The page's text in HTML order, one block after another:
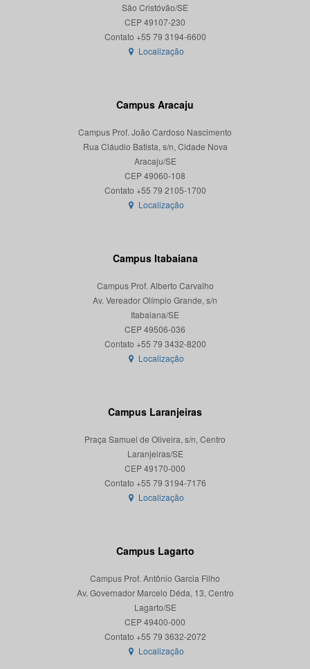
São Cristóvão/SE
CEP 49107-230
Localização
Campus Aracaju
Campus Prof. João Cardoso Nascimento
Rua Cláudio Batista, s/n, Cidade Nova
Aracaju/SE
CEP 49060-108
Localização
Campus Itabaiana
Campus Prof. Alberto Carvalho
Av. Vereador Olímpio Grande, s/n
Itabaiana/SE
CEP 49506-036
Localização
Campus Laranjeiras
Praça Samuel de Oliveira, s/n, Centro
Laranjeiras/SE
CEP 49170-000
Localização
Campus Lagarto
Campus Prof. Antônio Garcia Filho
Av. Governador Marcelo Déda, 13, Centro
Lagarto/SE
CEP 49400-000
Localização